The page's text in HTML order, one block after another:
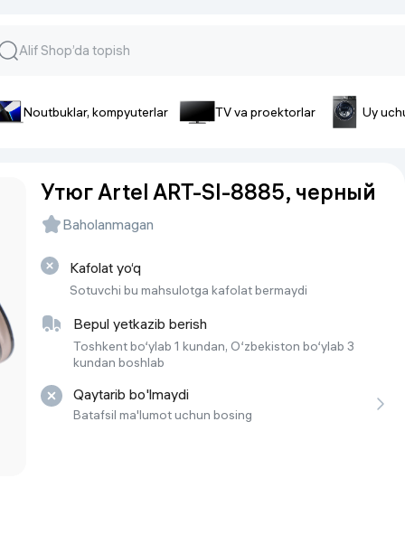
va gadjetlar
Smartfonlar uchun g’ilof
Tegishli tovarlar
Batareyalar va akkumulyatorlar
Noutbuklar, kompyuterlar TV va proektorlar Uy
Утюг Artel ART-SI-8885, черный
Baholanmagan
Kafolat yo‘q
Sotuvchi bu mahsulotga kafolat bermaydi
Bepul yetkazib berish
Toshkent bo‘ylab 1 kundan, O‘zbekiston bo‘ylab 3
kundan boshlab
Qaytarib bo'lmaydi
Batafsil ma'lumot uchun bosing